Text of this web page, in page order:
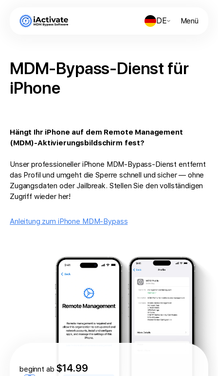
DE Menü
MDM-Bypass-Dienst für
iPhone
Hängt Ihr iPhone auf dem Remote Management
(MDM)-Aktivierungsbildschirm fest?
Unser professioneller iPhone MDM-Bypass-Dienst entfernt
das Profil und umgeht die Sperre schnell und sicher — ohne
Zugangsdaten oder Jailbreak. Stellen Sie den vollständigen
Zugriff wieder her!
Anleitung zum iPhone MDM-Bypass
beginnt ab $14.99